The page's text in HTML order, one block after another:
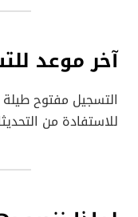
آخر موعد
التسجيل مفتوح
للاستفادة من